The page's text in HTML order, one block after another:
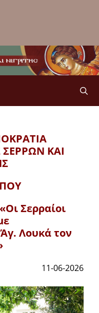
ΣΕΡΡΩΝ ΚΑΙ
Σερραίοι
Λουκά τον
11-06-2026